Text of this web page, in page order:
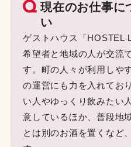
現在のお仕事に
い
ゲストハウス「HOSTEL
希望者と地域の人が交流
す。町の人々が利用しや
の運営にも力を入れてお
い人やゆっくり飲みたい
意しているほか、普段地
とは別のお酒を置くなど